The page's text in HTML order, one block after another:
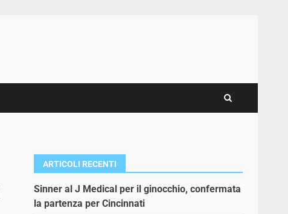
ARTICOLI RECENTI
Sinner al J Medical per il ginocchio, confermata
la partenza per Cincinnati